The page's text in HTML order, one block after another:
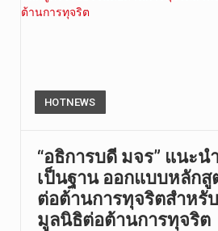
HOTNEWS
“อธิการบดี มจร” แนะน
เป็นฐาน ออกแบบหลักสู
ต่อต้านการทุจริตสำหรั
มูลนิธิต่อต้านการทุจริต